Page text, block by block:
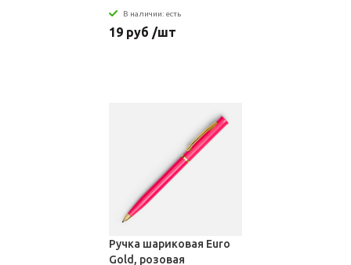
В наличии: есть
19 руб /шт
Ручка шариковая Euro
Gold, розовая